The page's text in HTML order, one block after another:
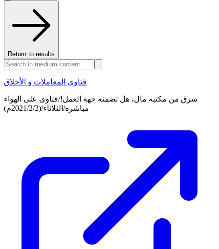
Return to results
فتاوى المعاملات و الأخلاق
سرق من مكتبه مال، هل تضمنه جهة العمل!/فتاوى على الهواء
مباشرة/الثلاثاء/(2021/2/2م)